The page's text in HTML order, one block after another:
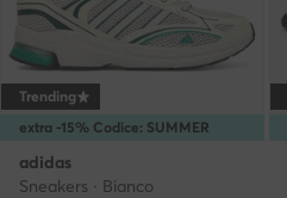
extra -15% Codice: SUMMER
Trending
adidas
Sneakers · Bianco